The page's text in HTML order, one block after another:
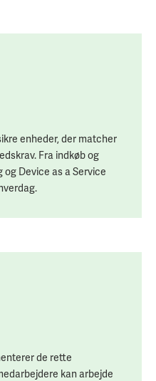
enheder, der matcher
Fra indkøb og
Device as a Service
de rette
kan arbejde